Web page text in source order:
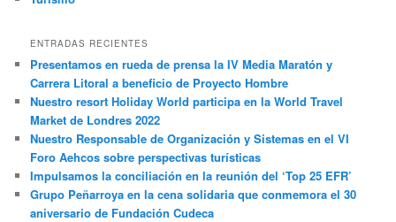
ENTRADAS RECIENTES
Presentamos en rueda de prensa la IV Media Maratón y
Carrera Litoral a beneficio de Proyecto Hombre
Nuestro resort Holiday World participa en la World Travel
Market de Londres 2022
Nuestro Responsable de Organización y Sistemas en el VI
Foro Aehcos sobre perspectivas turísticas
Impulsamos la conciliación en la reunión del ‘Top 25 EFR’
Grupo Peñarroya en la cena solidaria que conmemora el 30
aniversario de Fundación Cudeca